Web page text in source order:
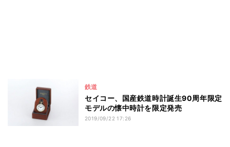
鉄道
セイコー、国産鉄道時計誕生90周年限定
モデルの懐中時計を限定発売
2019/09/22 17:26